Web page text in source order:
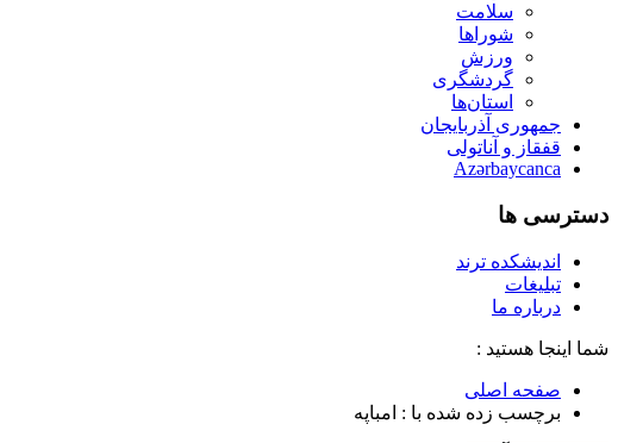
سلامت
شوراها
ورزش
گردشگری
استان‌ها
جمهوری آذربایجان
قفقاز و آناتولی
Azərbaycanca
دسترسی ها
اندیشکده ترند
تبلیغات
درباره ما
شما اینجا هستید :
صفحه اصلی
برچسب زده شده با : امباپه